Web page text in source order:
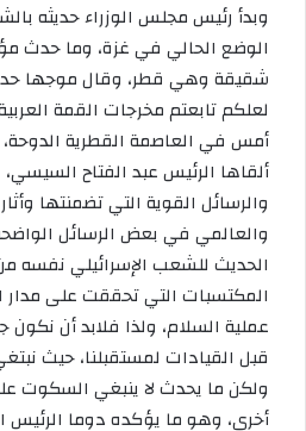
وبدأ رئيس مجلس الوزراء حديثه
الوضع الحالي في غزة، وما حدث
شقيقة وهي قطر، وقال موجها
لعلكم تابعتم مخرجات القمة
أمس في العاصمة القطرية الدوحة،
ألقاها الرئيس عبد الفتاح
والرسائل القوية التي تضمنتها
والعالمي في بعض الرسائل
الحديث للشعب الإسرائيلي نفسه
المكتسبات التي تحققت على
عملية السلام، ولذا فلابد أن
قبل القيادات لمستقبلنا، حيث
ولكن ما يحدث لا ينبغي السكوت
أخرى، وهو ما يؤكده دوما